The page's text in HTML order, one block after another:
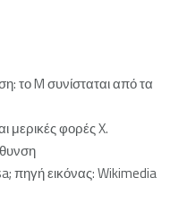
το M συνίσταται από τα
μερικές φορές X.
πηγή εικόνας: Wikimedia